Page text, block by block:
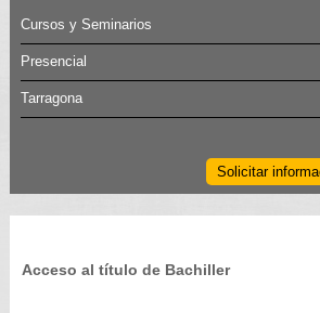
Cursos y Seminarios
Presencial
Tarragona
Solicitar
Acceso al título de Bachiller